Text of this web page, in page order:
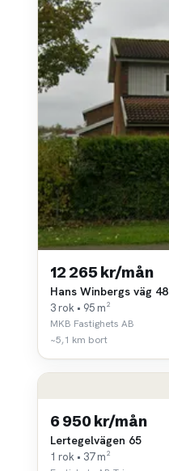
12 265 kr/mån
Hans Winbergs väg 48
3 rok • 95 m²
MKB Fastighets AB
~5,1 km bort
6 950 kr/mån
Lertegelvägen 65
1 rok • 37 m²